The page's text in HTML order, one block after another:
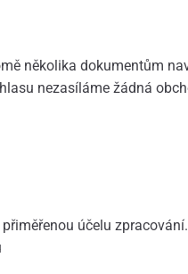
několika dokumentům
nezasíláme žádná
účelu